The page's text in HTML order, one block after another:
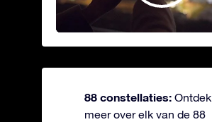
88 constellaties: Ontdek
meer over elk van de 88